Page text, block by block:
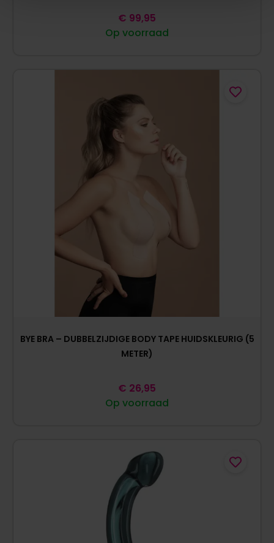
Op voorraad
€ 99,95
BYE BRA – DUBBELZIJDIGE BODY TAPE HUIDSKLEURIG (5
METER)
Op voorraad
€ 26,95